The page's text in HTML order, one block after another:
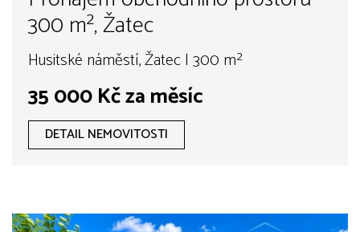
300 m², Žatec
Husitské náměstí, Žatec | 300 m²
35 000 Kč za měsíc
DETAIL NEMOVITOSTI